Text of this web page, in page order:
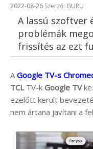
Beküldve:
2022-08-26 Szerző: GURU
A lassú szoftver
problémák
frissítés az ezt
A Google TV-s
TCLTV-k Google TV
ezelőtt került
nem ártana javítani a